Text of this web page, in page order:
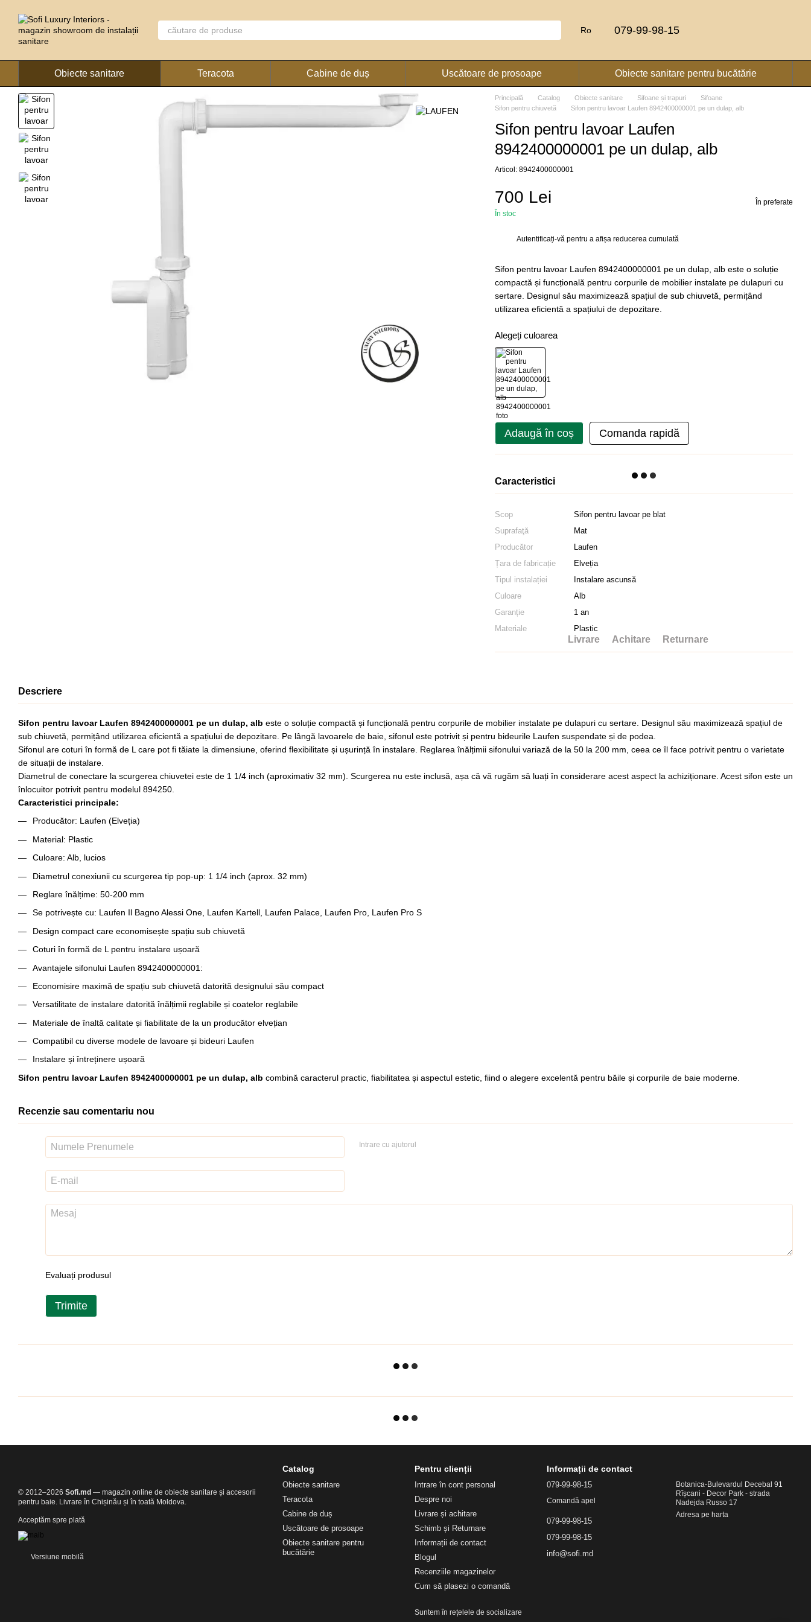
Ro 079-99-98-15
Obiecte sanitare Teracota Cabine de duș Uscătoare de prosoape Obiecte sanitare pentru bucătărie
Principală Catalog Obiecte sanitare Sifoane și trapuri
Sifoane
Sifon pentru chiuvetă
Sifon pentru lavoar Laufen 8942400000001 pe un dulap, alb
Sifon pentru lavoar Laufen
8942400000001 pe un dulap, alb
Articol: 8942400000001
700 Lei
În stoc
În preferate
Autentificați-văpentru a afișa reducerea cumulată
Sifon pentru lavoar Laufen 8942400000001 pe un dulap, alb este o soluție
compactă și funcțională pentru corpurile de mobilier instalate pe dulapuri cu
sertare. Designul său maximizează spațiul de sub chiuvetă, permițând
utilizarea eficientă a spațiului de depozitare.
Alegeți culoarea
Adaugă în coș Comanda rapidă
Caracteristici
Scop
Sifon pentru lavoar pe blat
Suprafaţă
Mat
Producător
Laufen
Țara de fabricație
Elveția
Tipul instalației
Instalare ascunsă
Culoare
Alb
Garanție
1 an
Materiale
Plastic
Livrare Achitare Returnare
Descriere
Sifon pentru lavoar Laufen 8942400000001 pe un dulap, alb este o soluție compactă și funcțională pentru corpurile de mobilier instalate pe dulapuri cu sertare. Designul său maximizează spațiul de
sub chiuvetă, permițând utilizarea eficientă a spațiului de depozitare. Pe lângă lavoarele de baie, sifonul este potrivit și pentru bideurile Laufen suspendate și de podea.
Sifonul are coturi în formă de L care pot fi tăiate la dimensiune, oferind flexibilitate și ușurință în instalare. Reglarea înălțimii sifonului variază de la 50 la 200 mm, ceea ce îl face potrivit pentru o varietate
de situații de instalare.
Diametrul de conectare la scurgerea chiuvetei este de 1 1/4 inch (aproximativ 32 mm). Scurgerea nu este inclusă, așa că vă rugăm să luați în considerare acest aspect la achiziționare. Acest sifon este un
înlocuitor potrivit pentru modelul 894250.
Caracteristici principale:
Producător: Laufen (Elveția)
Material: Plastic
Culoare: Alb, lucios
Diametrul conexiunii cu scurgerea tip pop-up: 1 1/4 inch (aprox. 32 mm)
Reglare înălțime: 50-200 mm
Se potrivește cu: Laufen Il Bagno Alessi One, Laufen Kartell, Laufen Palace, Laufen Pro, Laufen Pro S
Design compact care economisește spațiu sub chiuvetă
Coturi în formă de L pentru instalare ușoară
Avantajele sifonului Laufen 8942400000001:
Economisire maximă de spațiu sub chiuvetă datorită designului său compact
Versatilitate de instalare datorită înălțimii reglabile și coatelor reglabile
Materiale de înaltă calitate și fiabilitate de la un producător elvețian
Compatibil cu diverse modele de lavoare și bideuri Laufen
Instalare și întreținere ușoară
Sifon pentru lavoar Laufen 8942400000001 pe un dulap, alb combină caracterul practic, fiabilitatea și aspectul estetic, fiind o alegere excelentă pentru băile și corpurile de baie moderne.
Recenzie sau comentariu nou
Intrare cu ajutorul
Evaluați produsul
Trimite
© 2012–2026 Sofi.md — magazin online de obiecte sanitare și accesorii
pentru baie. Livrare în Chișinău și în toată Moldova.
Acceptăm spre plată
Versiune mobilă
Catalog
Obiecte sanitare
Teracota
Cabine de duș
Uscătoare de prosoape
Obiecte sanitare pentru
bucătărie
Pentru clienții
Intrare în cont personal
Despre noi
Livrare și achitare
Schimb și Returnare
Informații de contact
Blogul
Recenziile magazinelor
Cum să plasezi o comandă
Suntem în rețelele de socializare
Informații de contact
079-99-98-15
Comandă apel
079-99-98-15
079-99-98-15
info@sofi.md
Botanica-Bulevardul Decebal 91
Rîșcani - Decor Park - strada
Nadejda Russo 17
Adresa pe harta